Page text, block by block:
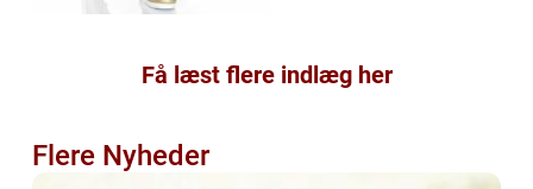
Få læst flere indlæg her
Flere Nyheder